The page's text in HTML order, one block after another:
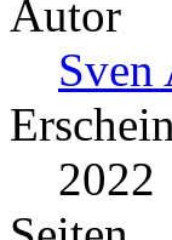
Autor
2022